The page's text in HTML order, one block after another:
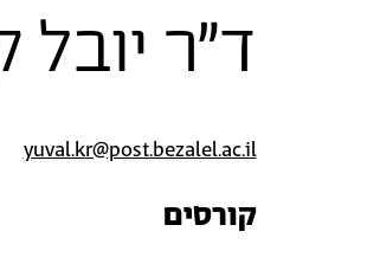
ד"ר יובל
yuval.kr@post.bezalel.ac.il
קורסים